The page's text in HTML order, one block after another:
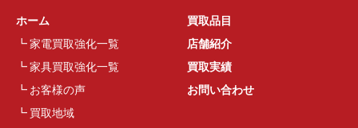
ホーム
家電買取強化一覧
家具買取強化一覧
お客様の声
買取地域
買取品目
店舗紹介
買取実績
お問い合わせ